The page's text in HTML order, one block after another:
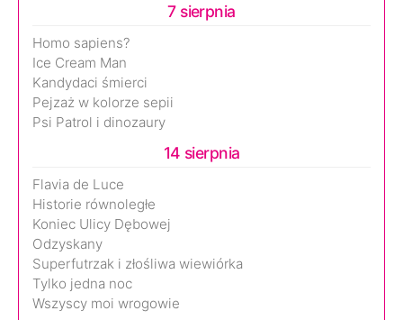
7 sierpnia
Homo sapiens?
Ice Cream Man
Kandydaci śmierci
Pejzaż w kolorze sepii
Psi Patrol i dinozaury
14 sierpnia
Flavia de Luce
Historie równoległe
Koniec Ulicy Dębowej
Odzyskany
Superfutrzak i złośliwa wiewiórka
Tylko jedna noc
Wszyscy moi wrogowie